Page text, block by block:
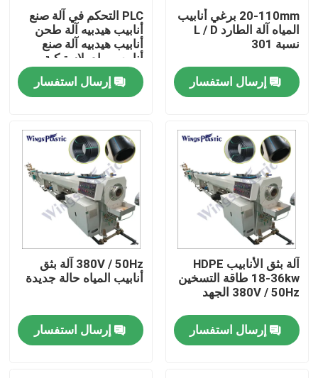
بيت
منتجات
معلومات عنا
جولة في المعمل
رقابة جودة
20-110mm برغي أنابيب
المياه آلة الطارد L / D
نسبة 301
إرسال استفسار
PLC التحكم في آلة صنع
أنابيب هيدبيه آلة طحن
أنابيب هيدبيه آلة صنع
أنابيب مياه بلاستيكية
إرسال استفسار
آلة بثق الأنابيب HDPE
18-36kw طاقة التسخين
380V / 50Hz الجهد
إرسال استفسار
380V / 50Hz آلة بثق
أنابيب المياه حالة جديدة
إرسال استفسار